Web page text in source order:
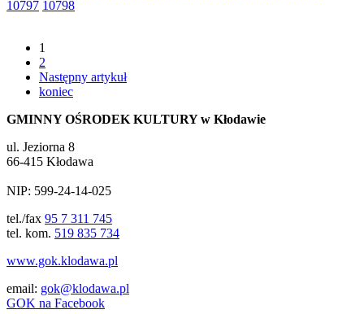
10797 10798
1
2
Następny artykuł
koniec
GMINNY OŚRODEK KULTURY w Kłodawie
ul. Jeziorna 8
66-415 Kłodawa
NIP: 599-24-14-025
tel./fax 95 7 311 745
tel. kom. 519 835 734
www.gok.klodawa.pl
email: gok@klodawa.pl
GOK na Facebook